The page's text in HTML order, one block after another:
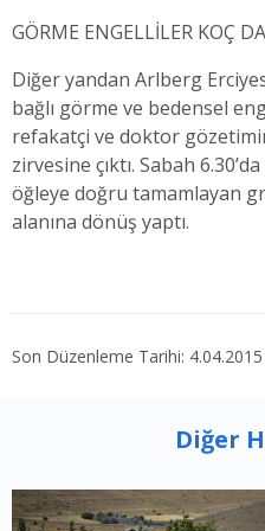
GÖRME ENGELLİLER KOÇ
Diğer yandan Arlberg
bağlı görme ve bedensel
refakatçi ve doktor
zirvesine çıktı. Sabah
öğleye doğru tamamlayan
alanına dönüş yaptı.
Son Düzenleme Tarihi:
Diğer